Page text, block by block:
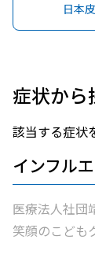
日本
症状から
該当する症状
インフル
医療法人社団
笑顔のこども